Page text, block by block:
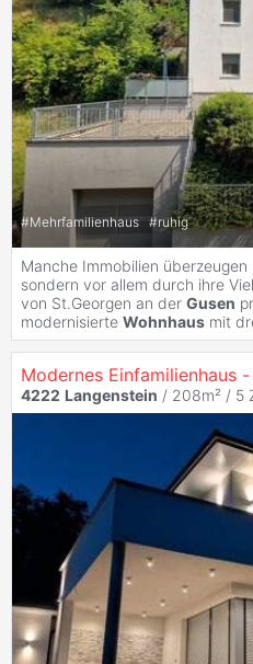
#Mehrfamilienhaus #ruhig
Manche Immobilien
sondern vor allem durch ihre
von St.Georgen an der Gusen
modernisierte Wohnhaus mit
4222 Langenstein / 208m² / 5